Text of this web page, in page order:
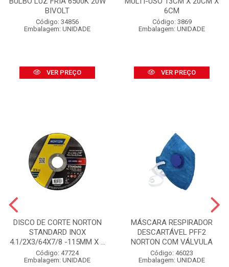
BIVOLT
Código: 34856
Embalagem: UNIDADE
VER PREÇO
6CM
Código: 3869
Embalagem: UNIDADE
VER PREÇO
DISCO DE CORTE NORTON
STANDARD INOX
4.1/2X3/64X7/8 -115MM X ...
Código: 47724
Embalagem: UNIDADE
MÁSCARA RESPIRADOR
DESCARTÁVEL PFF2
NORTON COM VÁLVULA
Código: 46023
Embalagem: UNIDADE